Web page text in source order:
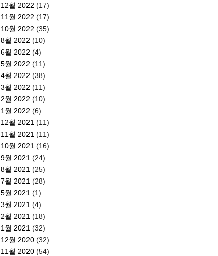
12월 2022 (17)
11월 2022 (17)
10월 2022 (35)
8월 2022 (10)
6월 2022 (4)
5월 2022 (11)
4월 2022 (38)
3월 2022 (11)
2월 2022 (10)
1월 2022 (6)
12월 2021 (11)
11월 2021 (11)
10월 2021 (16)
9월 2021 (24)
8월 2021 (25)
7월 2021 (28)
5월 2021 (1)
3월 2021 (4)
2월 2021 (18)
1월 2021 (32)
12월 2020 (32)
11월 2020 (54)